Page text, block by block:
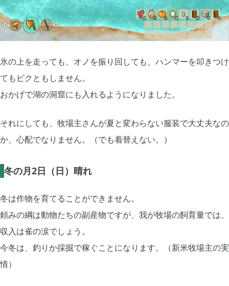
氷の上を走っても、オノを振り回しても、ハンマーを叩きつけ
てもビクともしません。
おかげで湖の洞窟にも入れるようになりました。
それにしても、牧場主さんが夏と変わらない服装で大丈夫なの
か、心配でなりません。（でも着替えない。）
冬の月2日（日）晴れ
冬は作物を育てることができません。
頼みの綱は動物たちの副産物ですが、我が牧場の飼育量では、
収入は雀の涙でしょう。
今冬は、釣りか採掘で稼ぐことになります。（新米牧場主の実
情）
マイクラ統合版 41
モンスターファーム
無料スマホアプリ 77
 崩壊：スターレイル
FGO
 刀剣乱舞